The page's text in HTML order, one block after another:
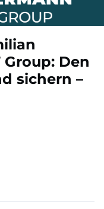
Den
sichern –